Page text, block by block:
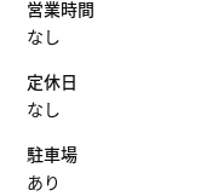
営業時間
なし
定休日
なし
駐車場
あり